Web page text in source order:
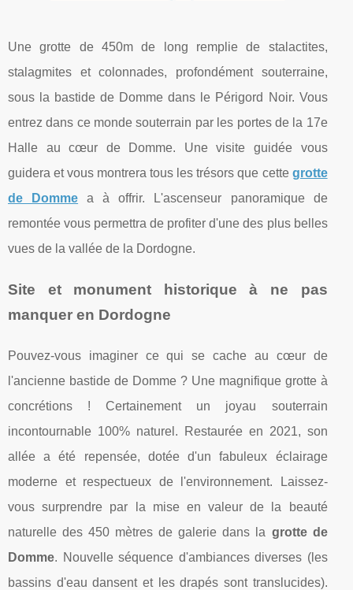
Une grotte de 450m de long remplie de stalactites,
stalagmites et colonnades, profondément souterraine,
sous la bastide de Domme dans le Périgord Noir. Vous
entrez dans ce monde souterrain par les portes de la 17e
Halle au cœur de Domme. Une visite guidée vous
guidera et vous montrera tous les trésors que cette grotte
de Domme a à offrir. L'ascenseur panoramique de
remontée vous permettra de profiter d'une des plus belles
vues de la vallée de la Dordogne.
Site et monument historique à ne pas
manquer en Dordogne
Pouvez-vous imaginer ce qui se cache au cœur de
l'ancienne bastide de Domme ? Une magnifique grotte à
concrétions ! Certainement un joyau souterrain
incontournable 100% naturel. Restaurée en 2021, son
allée a été repensée, dotée d'un fabuleux éclairage
moderne et respectueux de l'environnement. Laissez-
vous surprendre par la mise en valeur de la beauté
naturelle des 450 mètres de galerie dans la grotte de
Domme. Nouvelle séquence d'ambiances diverses (les
bassins d'eau dansent et les drapés sont translucides).